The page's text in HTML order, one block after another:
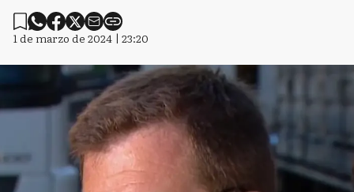
1 de marzo de 2024 | 23:20